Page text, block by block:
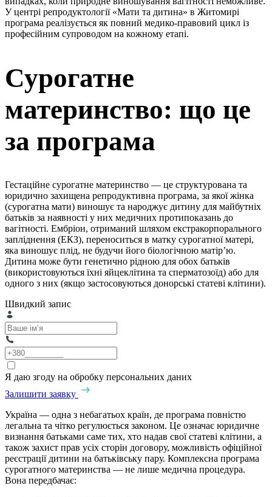
У центрі репродуктології «Мати та дитина» в Житомирі
програма реалізується як повний медико-правовий цикл із
професійним супроводом на кожному етапі.
Сурогатне
материнство: що це
за програма
Гестаційне сурогатне материнство — це структурована та
юридично захищена репродуктивна програма, за якої жінка
(сурогатна мати) виношує та народжує дитину для майбутніх
батьків за наявності у них медичних протипоказань до
вагітності. Ембріон, отриманий шляхом екстракорпорального
запліднення (ЕКЗ), переноситься в матку сурогатної матері,
яка виношує плід, не будучи його біологічною матір’ю.
Дитина може бути генетично рідною для обох батьків
(використовуються їхні яйцеклітина та сперматозоїд) або для
одного з них (якщо застосовуються донорські статеві клітини).
Швидкий запис
Я даю згоду на обробку персональних даних
Залишити заявку
Україна — одна з небагатьох країн, де програма повністю
легальна та чітко регулюється законом. Це означає юридичне
визнання батьками саме тих, хто надав свої статеві клітини, а
також захист прав усіх сторін договору, можливість офіційної
реєстрації дитини на батьківську пару. Комплексна програма
сурогатного материнства — не лише медична процедура.
Вона передбачає: